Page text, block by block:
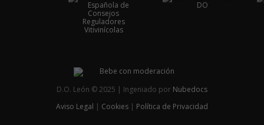
D.O. León © 2025 | Ingeniado por Nubedocs
Aviso Legal | Cookies | Política de Privacidad